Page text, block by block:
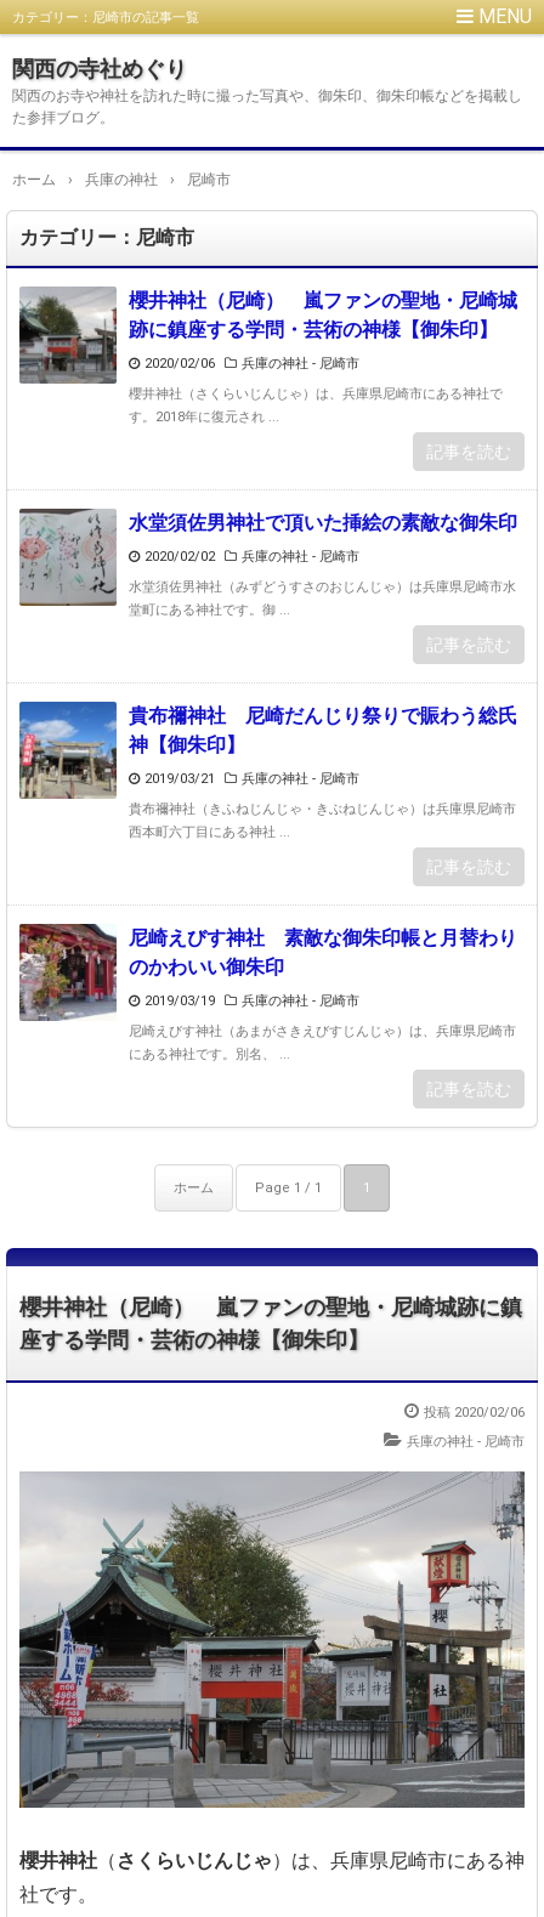
カテゴリー：尼崎市の記事一覧
関西の寺社めぐり
関西のお寺や神社を訪れた時に撮った写真や、御朱印、御朱印帳などを掲載し
た参拝ブログ。
ホーム › 兵庫の神社 › 尼崎市
カテゴリー：尼崎市
櫻井神社（尼崎） 嵐ファンの聖地・尼崎城
跡に鎮座する学問・芸術の神様【御朱印】
2020/02/06
兵庫の神社 - 尼崎市
櫻井神社（さくらいじんじゃ）は、兵庫県尼崎市にある神社で
す。2018年に復元され ...
記事を読む
水堂須佐男神社で頂いた挿絵の素敵な御朱印
2020/02/02
兵庫の神社 - 尼崎市
水堂須佐男神社（みずどうすさのおじんじゃ）は兵庫県尼崎市水
堂町にある神社です。御 ...
記事を読む
貴布禰神社 尼崎だんじり祭りで賑わう総氏
神【御朱印】
2019/03/21
兵庫の神社 - 尼崎市
貴布禰神社（きふねじんじゃ・きぶねじんじゃ）は兵庫県尼崎市
西本町六丁目にある神社 ...
記事を読む
尼崎えびす神社 素敵な御朱印帳と月替わり
のかわいい御朱印
2019/03/19
兵庫の神社 - 尼崎市
尼崎えびす神社（あまがさきえびすじんじゃ）は、兵庫県尼崎市
にある神社です。別名、 ...
記事を読む
ホーム Page 1 / 1 1
櫻井神社（尼崎） 嵐ファンの聖地・尼崎城跡に鎮
座する学問・芸術の神様【御朱印】
投稿 2020/02/06
兵庫の神社 - 尼崎市
櫻井神社 （ さくらいじんじゃ）は、兵庫県尼崎市にある神
社です。